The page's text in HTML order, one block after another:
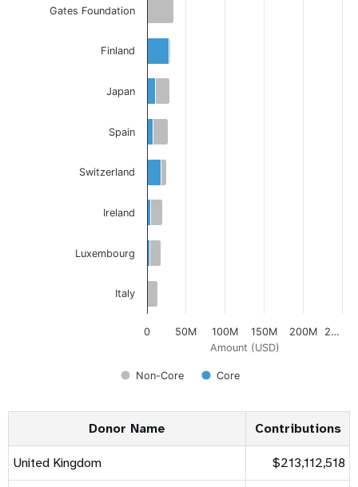
Donor Name Contributions
United Kingdom $213,112,518
Amount (USD)
Non-Core Core
0 50M 100M 150M 200M 2…
Gates Foundation
Finland
Japan
Spain
Switzerland
Ireland
Luxembourg
Italy